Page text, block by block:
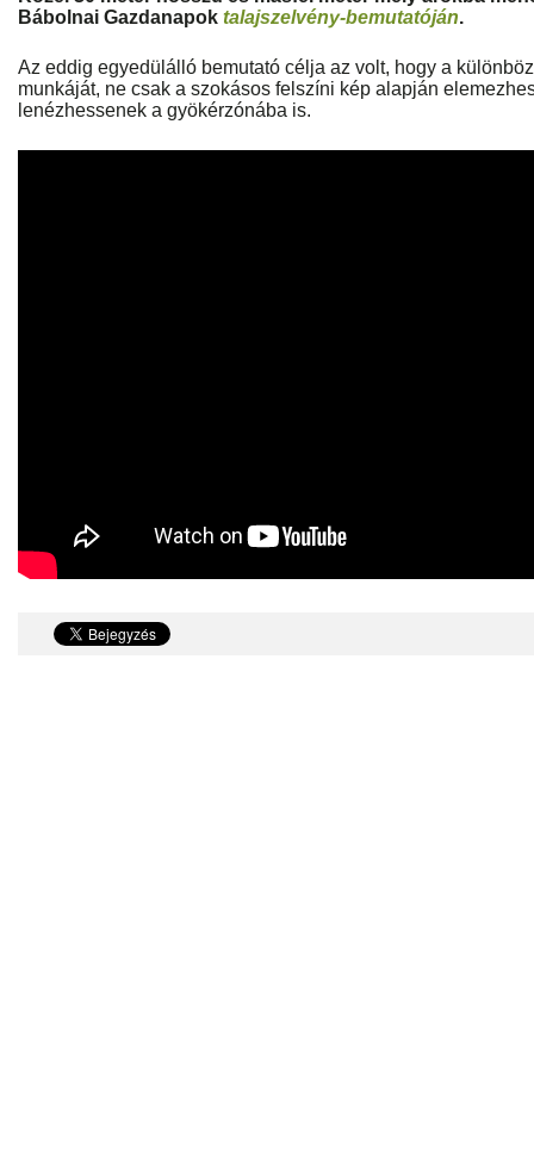
Bábolnai Gazdanapok talajszelvény-bemutatóján.
Az eddig egyedülálló bemutató célja az volt, hogy a
munkáját, ne csak a szokásos felszíni kép alapján
lenézhessenek a gyökérzónába is.